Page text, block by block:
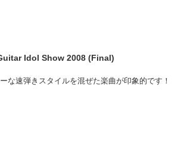
Idol Show 2008 (Final)
な速弾きスタイルを混ぜた楽曲が印象的です！